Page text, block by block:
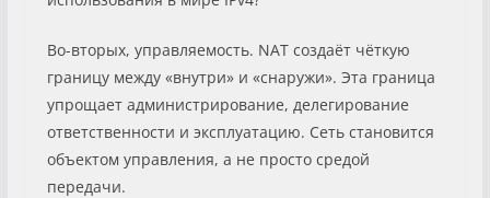
Во-вторых, управляемость. NAT создаёт чёткую
границу между «внутри» и «снаружи». Эта граница
упрощает администрирование, делегирование
ответственности и эксплуатацию. Сеть становится
объектом управления, а не просто средой
передачи.